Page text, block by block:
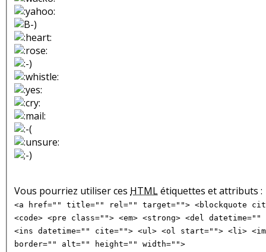
Vous pourriez utiliser ces HTMLétiquettes et attributs :
<a href="" title="" rel="" target=""> <blockquote
<code> <pre class=""> <em> <strong> <del
<ins datetime="" cite=""> <ul> <ol start=""> <li>
border="" alt="" height="" width="">